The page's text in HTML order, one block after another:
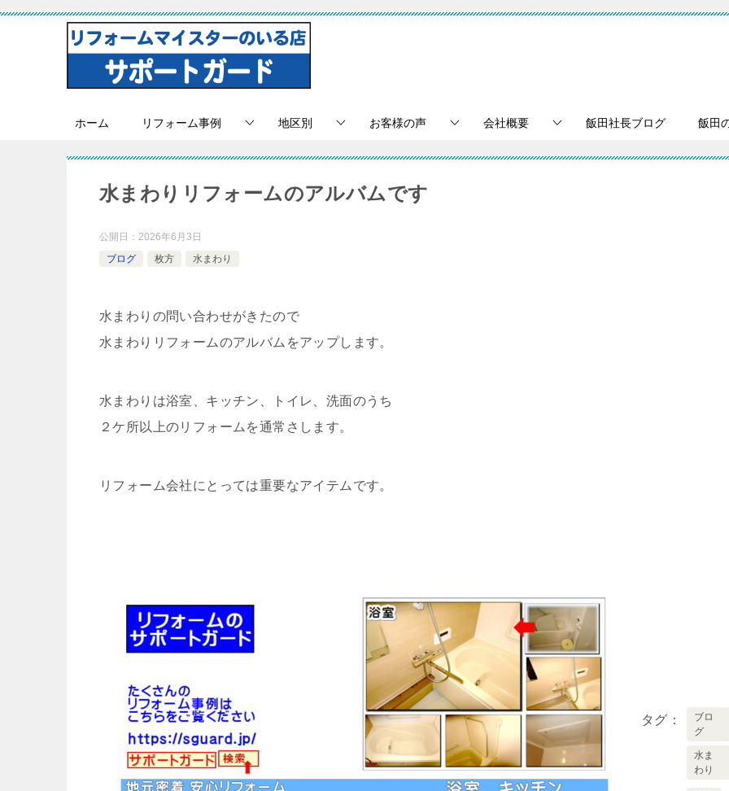
ホーム リフォーム事例 地区別 お客様の声 会社概要 飯田社長ブログ 飯田
水まわりリフォームのアルバムです
公開日： 2026年6月3日
ブログ
枚方 水まわり
水まわりの問い合わせがきたので
水まわりリフォームのアルバムをアップします。
水まわりは浴室、キッチン、トイレ、洗面のうち
２ケ所以上のリフォームを通常さします。
リフォーム会社にとっては重要なアイテムです。
タグ
ブロ
グ
水ま
わり